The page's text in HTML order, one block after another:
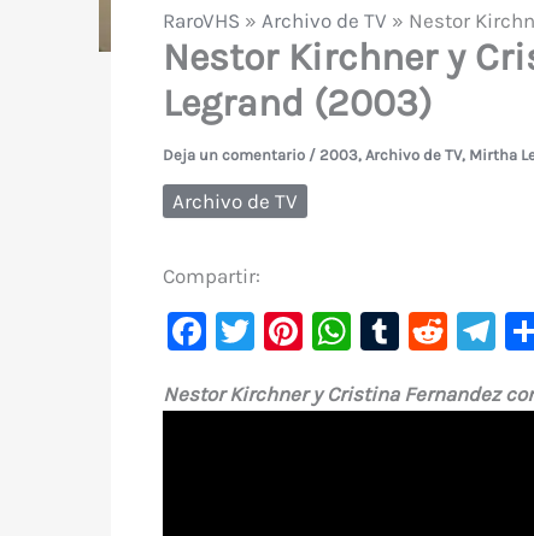
RaroVHS » Archivo de TV » Nestor
Nestor Kirchner y
Legrand (2003)
Deja un comentario / 2003, Archivo de TV, Mirtha
Archivo de TV
Compartir:
F
c
T
it
Pi
er
W
at
T
m
R
d
Te
gr
Nestor Kirchner y Cristina Fernandez